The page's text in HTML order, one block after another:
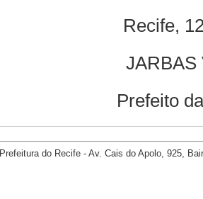
Recife,
JARBAS
Prefeito
Prefeitura do Recife - Av. Cais do Apolo, 925,